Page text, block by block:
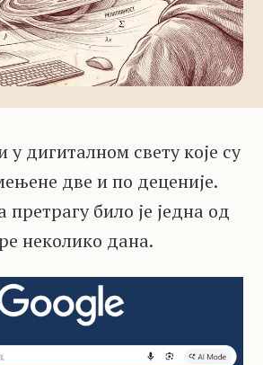
у дигиталном свету које су
две и по деценије.
претрагу било је једна од
неколико дана.